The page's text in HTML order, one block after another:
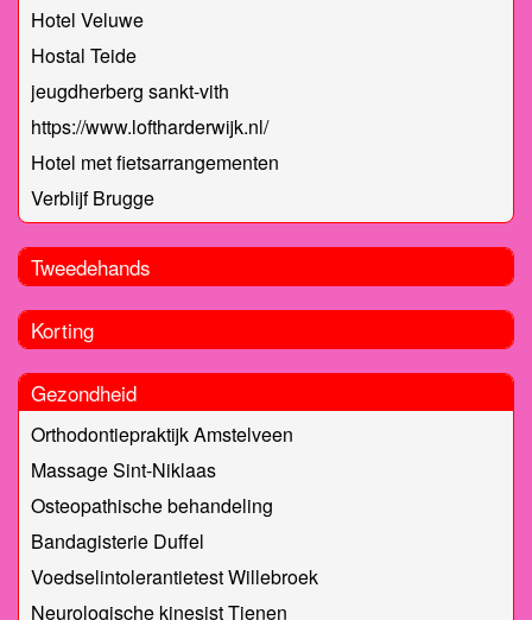
Hotel Veluwe
Hostal Teide
jeugdherberg sankt-vith
https://www.loftharderwijk.nl/
Hotel met fietsarrangementen
Verblijf Brugge
Tweedehands
Korting
Gezondheid
Orthodontiepraktijk Amstelveen
Massage Sint-Niklaas
Osteopathische behandeling
Bandagisterie Duffel
Voedselintolerantietest Willebroek
Neurologische kinesist Tienen